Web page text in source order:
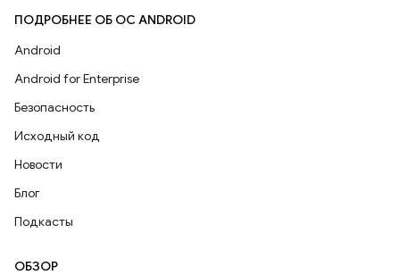
ПОДРОБНЕЕ ОБ ОС ANDROID
Android
Android for Enterprise
Безопасность
Исходный код
Новости
Блог
Подкасты
ОБЗОР